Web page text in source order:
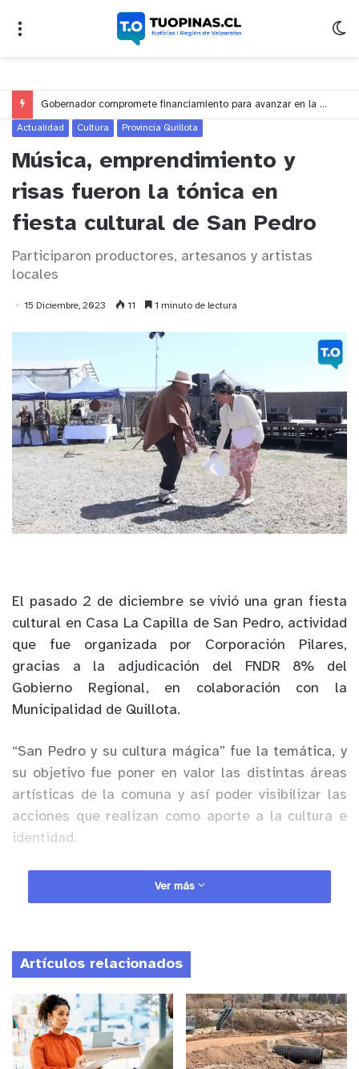
Gobernador compromete financiamiento para avanzar en la construcción del Puente Colón de Limache
Actualidad Cultura Provincia Quillota
Música, emprendimiento y
risas fueron la tónica en
fiesta cultural de San Pedro
Participaron productores, artesanos y artistas
locales
15 Diciembre, 2023 11 1 minuto de lectura
El pasado 2 de diciembre se vivió una gran fiesta
cultural en Casa La Capilla de San Pedro, actividad
que fue organizada por Corporación Pilares,
gracias a la adjudicación del FNDR 8% del
Gobierno Regional, en colaboración con la
Municipalidad de Quillota.
“San Pedro y su cultura mágica” fue la temática, y
su objetivo fue poner en valor las distintas áreas
artísticas de la comuna y así poder visibilizar las
acciones que realizan como aporte a la cultura e
identidad.
Anuncio Patrocinado
Participaron productores, artesanos y artistas
pertenecen a la comunidad de San Pedro, quienes
se mostraron bastante contentos con la iniciativa
y esperan se vuelva a repetir en el tiempo.
La parrilla artística estuvo compuesta por
presentaciones de danza a cargo del destacado
Ver más
Artículos relacionados